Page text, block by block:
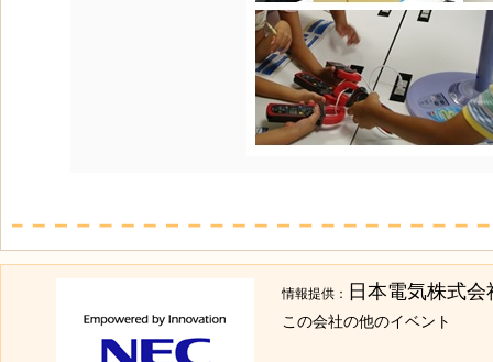
情報提供： 日本電気株式会
この会社の他のイベント